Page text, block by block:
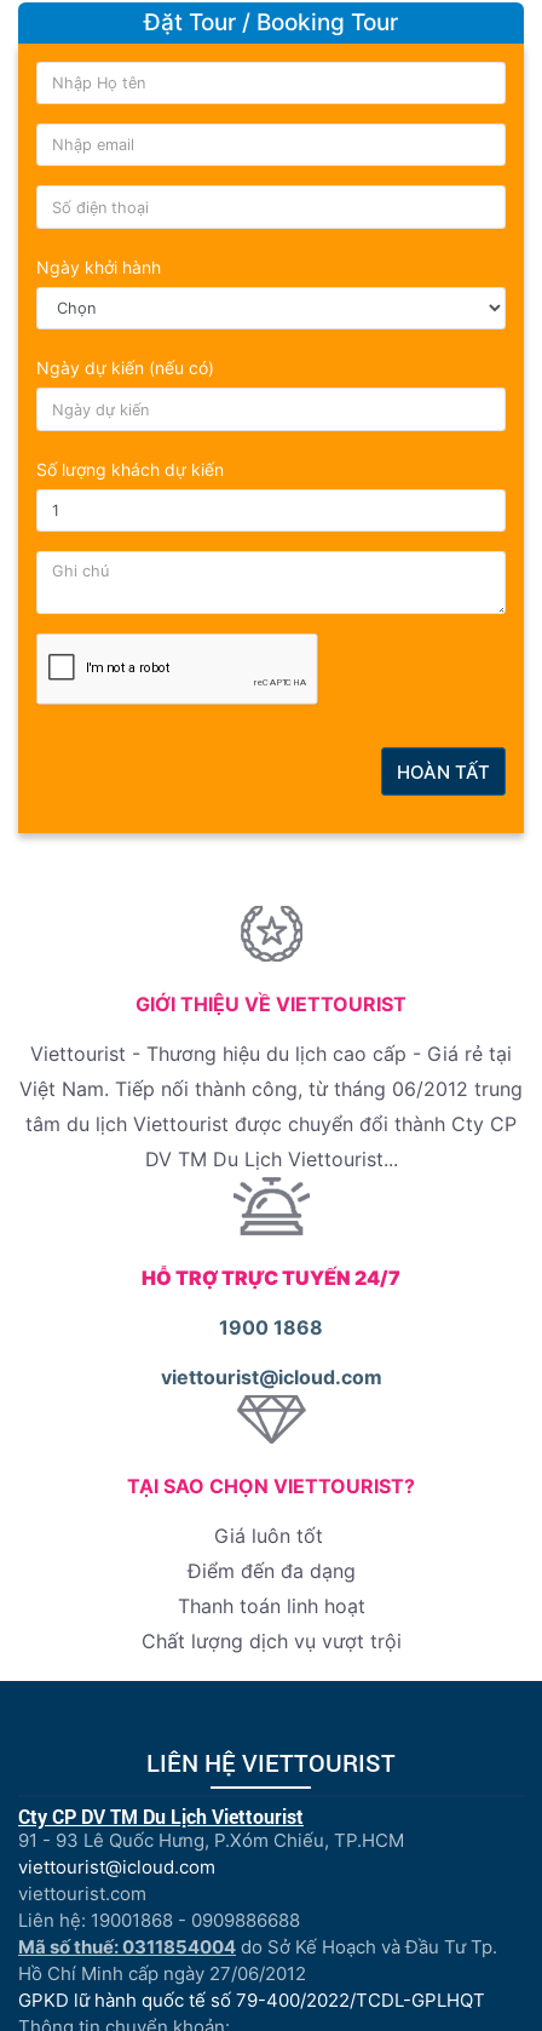
Đặt Tour / Booking Tour
Ngày khởi hành
Ngày dự kiến (nếu có)
Số lượng khách dự kiến
HOÀN TẤT
GIỚI THIỆU VỀ VIETTOURIST
Viettourist - Thương hiệu du lịch cao cấp - Giá rẻ tại
Việt Nam. Tiếp nối thành công, từ tháng 06/2012 trung
tâm du lịch Viettourist được chuyển đổi thành Cty CP
DV TM Du Lịch Viettourist...
HỖ TRỢ TRỰC TUYẾN 24/7
1900 1868
viettourist@icloud.com
TẠI SAO CHỌN VIETTOURIST?
Giá luôn tốt
Điểm đến đa dạng
Thanh toán linh hoạt
Chất lượng dịch vụ vượt trội
LIÊN HỆ VIETTOURIST
Cty CP DV TM Du Lịch Viettourist
91 - 93 Lê Quốc Hưng, P.Xóm Chiếu, TP.HCM
viettourist@icloud.com
viettourist.com
Liên hệ: 19001868 - 0909886688
Mã số thuế: 0311854004 do Sở Kế Hoạch và Đầu Tư Tp.
Hồ Chí Minh cấp ngày 27/06/2012
GPKD lữ hành quốc tế số 79-400/2022/TCDL-GPLHQT